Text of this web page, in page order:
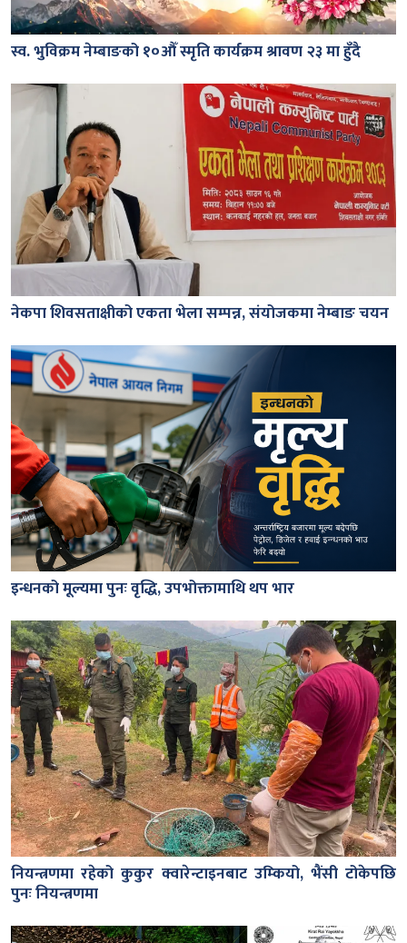
स्व. भुविक्रम नेम्बाङको १०औँ स्मृति कार्यक्रम श्रावण २३ मा हुँदै
नेकपा शिवसताक्षीको एकता भेला सम्पन्न, संयोजकमा नेम्बाङ चयन
इन्धनको मूल्यमा पुनः वृद्धि, उपभोक्तामाथि थप भार
नियन्त्रणमा रहेको कुकुर क्वारेन्टाइनबाट उम्कियो, भैंसी टोकेपछि
पुनः नियन्त्रणमा